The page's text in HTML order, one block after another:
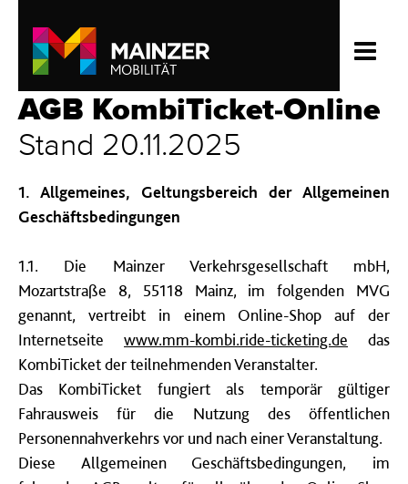
AGB KombiTicket-Online
Stand 20.11.2025
1. Allgemeines, Geltungsbereich der Allgemeinen
Geschäftsbedingungen
1.1. Die Mainzer Verkehrsgesellschaft mbH,
Mozartstraße 8, 55118 Mainz, im folgenden MVG
genannt, vertreibt in einem Online-Shop auf der
Internetseite www.mm-kombi.ride-ticketing.de das
KombiTicket der teilnehmenden Veranstalter.
Das KombiTicket fungiert als temporär gültiger
Fahrausweis für die Nutzung des öffentlichen
Personennahverkehrsvor und nach einer Veranstaltung.
Diese Allgemeinen Geschäftsbedingungen, im